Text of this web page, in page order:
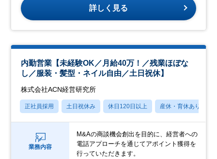
詳しく見る
内勤営業【未経験OK／月給40万！／残業ほぼな
し／服装・髪型・ネイル自由／土日祝休】
株式会社ACN経営研究所
正社員採用 土日祝休み 休日120日以上 産休・育休あり
業務内容
M&Aの商談機会創出を目的に、経営者への
電話アプローチを通じてアポイント獲得を
行っていただきます。